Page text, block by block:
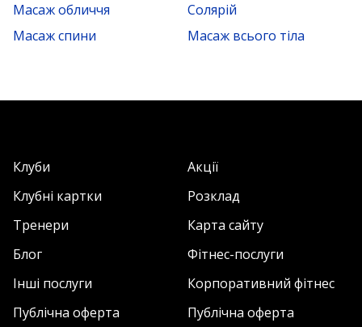
Масаж обличчя
Солярій
Масаж спини
Масаж всього тіла
Клуби
Акції
Клубні картки
Розклад
Тренери
Карта сайту
Блог
Фітнес-послуги
Інші послуги
Корпоративний фітнес
Публічна оферта
Публічна оферта